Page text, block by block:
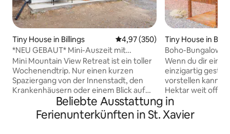
Tiny House in Billings Durchschnittliche Bewertung:
4,97 (350)
*NEU GEBAUT* Mini-Auszeit mit
Bergblick
Mini Mountain View Retreat ist ein toller
Wochenendtrip. Nur einen kurzen
Spaziergang von der Innenstadt, den
Krankenhäusern oder einem Blick auf
die Beartooth Mountains entfernt.
Dieses winzige Zuhause sorgt für einen
erholsamen Aufenthalt mit allem, was
Tiny House in
Boho-Bungalow
Wenn du dir
einzigartig
vorstellen kannst,
Hektar weit
ist, dann hast du
seltenen Fund
Beliebte Ausstattung in
Ferienunterkünften in St. Xavier